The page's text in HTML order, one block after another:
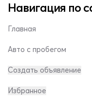
Навигация по
Главная
Авто с пробегом
Создать объявление
Избранное